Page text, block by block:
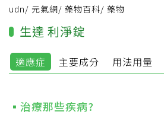
udn/ 元氣網/ 藥物百科/ 藥物
生達 利淨錠
適應症 主要成分 用法用量
治療那些疾病?